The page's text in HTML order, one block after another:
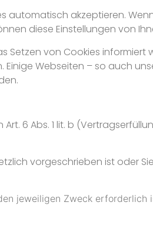
automatisch akzeptieren.
diese Einstellungen von
Setzen von Cookies
Einige Webseiten – so auch
6 Abs. 1 lit. b
vorgeschrieben ist oder
jeweiligen Zweck